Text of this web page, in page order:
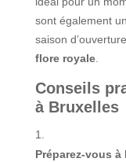
sont également
saison
flore royale.
Conseils
à Bruxelles
Préparez-vous à